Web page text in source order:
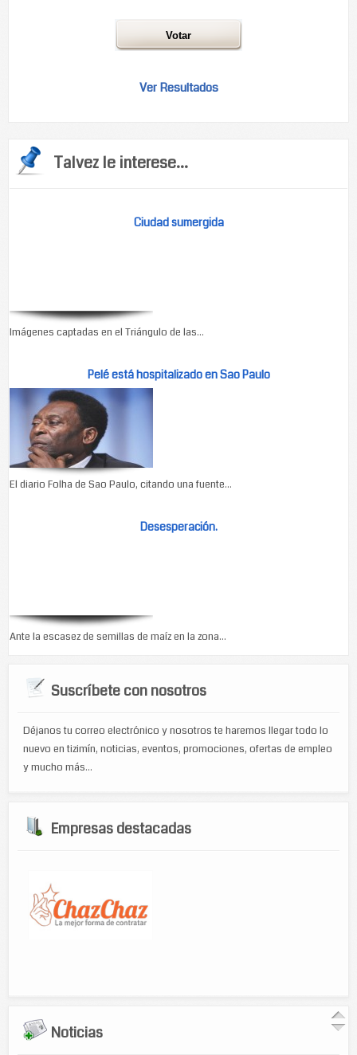
Ver Resultados
Talvez le interese...
Ciudad sumergida
Imágenes captadas en el Triángulo de las...
Pelé está hospitalizado en Sao Paulo
El diario Folha de Sao Paulo, citando una fuente...
Desesperación.
Ante la escasez de semillas de maíz en la zona...
Suscríbete con nosotros
Déjanos tu correo electrónico y nosotros te haremos llegar todo lo
nuevo en tizimín, noticias, eventos, promociones, ofertas de empleo
y mucho más...
Empresas destacadas
Noticias